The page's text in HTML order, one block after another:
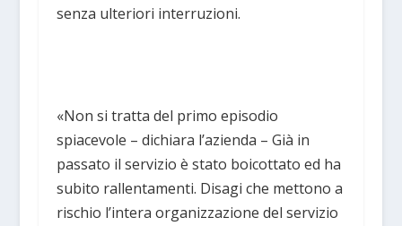
senza ulteriori interruzioni.
«Non si tratta del primo episodio
spiacevole – dichiara l’azienda – Già in
passato il servizio è stato boicottato ed ha
subito rallentamenti. Disagi che mettono a
rischio l’intera organizzazione del servizio